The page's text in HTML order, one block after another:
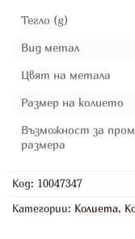
Тегло (g)
Вид метал
Цвят на метала
Размер на колието
Възможност за
размера
Код: 10047347
Категории: Колиета,